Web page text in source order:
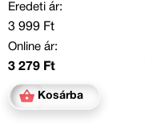
Eredeti ár:
3 999 Ft
Online ár:
3 279 Ft
Kosárba